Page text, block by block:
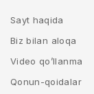
Sayt haqida
Biz bilan aloqa
Video qo’llanma
Qonun-qoidalar